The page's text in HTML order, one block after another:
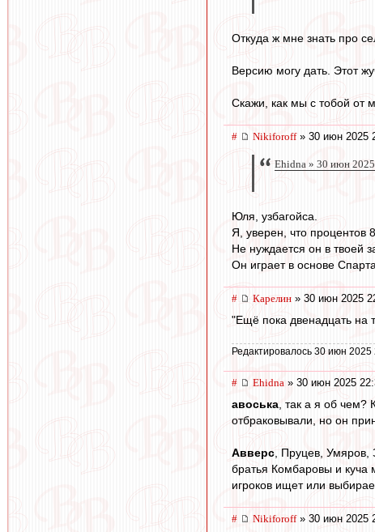
Откуда ж мне знать про
Версию могу дать. Этот
Скажи, как мы с тобой от
# Nikiforoff» 30 июн 2025
Ehidna » 30 июн
Юля, узбагойса.
Я, уверен, что процентов
Не нуждается он в твоей
Он играет в основе
# Карелин » 30 июн 2025
"Ещё пока двенадцать на
Редактировалось 30 июн 2025
# Ehidna » 30 июн 2025
авоська , так а я об
отбраковывали, но он
Авверс , Пруцев,
братья Комбаровы и
игроков ищет или
# Nikiforoff» 30 июн 2025